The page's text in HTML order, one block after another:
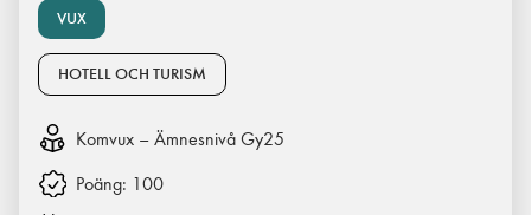
VUX
HOTELL OCH TURISM
Komvux – Ämnesnivå Gy25
Poäng: 100